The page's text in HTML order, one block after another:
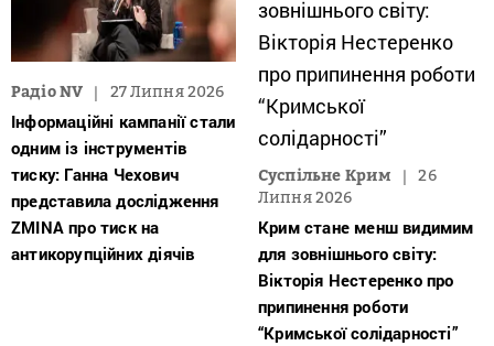
Радіо NV 27 Липня 2026
Інформаційні кампанії стали
одним із інструментів
тиску: Ганна Чехович
представила дослідження
ZMINA про тиск на
антикорупційних діячів
Суспільне Крим
26
Липня 2026
Крим стане менш видимим
для зовнішнього світу:
Вікторія Нестеренко про
припинення роботи
“Кримської солідарності”